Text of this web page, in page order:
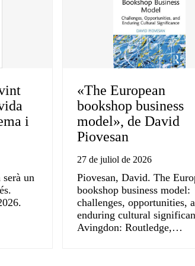
i
un
«The European
bookshop business
model», de David
Piovesan
27 de juliol de 2026
Piovesan, David. The
bookshop business model:
challenges, opportunities,
enduring cultural
Avingdon: Routledge,…